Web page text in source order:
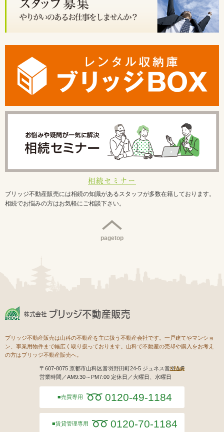
相続セミナー
ブリッジ不動産販売には相続の知識があるスタッフが多数在籍しております。
相続でお悩みの方はお気軽にご相談下さい。
pagetop
ブリッジ不動産販売は山科の不動産を主に扱う不動産会社です。一戸建てやマンショ
ン、事業用物件まで幅広く取り扱っております。山科で不動産の売却や購入をお考え
の方はブリッジ不動産販売へ。
Map
〒607-8075 京都市山科区音羽野田町24-5 ジュネス音羽１F
営業時間／AM9:30～PM7:00 定休日／火曜日、水曜日
売買専用 0120-49-1184
賃貸管理専用 0120-70-1184